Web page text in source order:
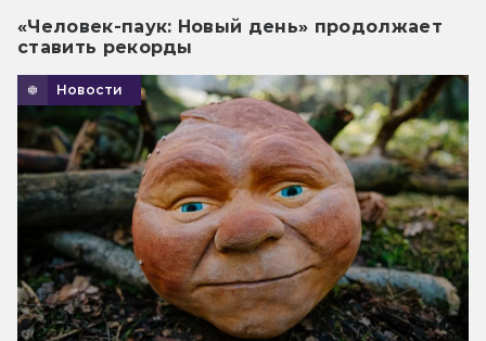
«Человек-паук: Новый день» продолжает
ставить рекорды
Новости